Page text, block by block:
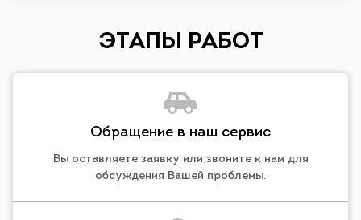
ЭТАПЫ РАБОТ
Обращение в наш сервис
Вы оставляете заявку или звоните к нам для
обсуждения Вашей проблемы.